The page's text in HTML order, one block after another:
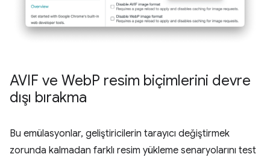
AVIF ve WebP resim biçimlerini devre
dışı bırakma
Bu emülasyonlar, geliştiricilerin tarayıcı değiştirmek
zorunda kalmadan farklı resim yükleme senaryolarını test